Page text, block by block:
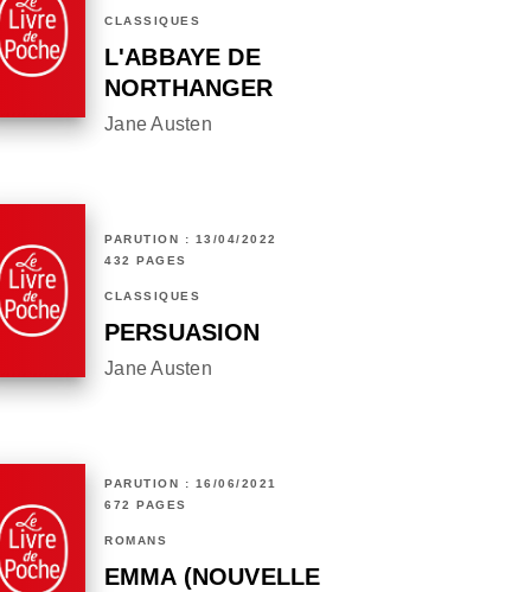
CLASSIQUES
L'ABBAYE DE
NORTHANGER
Jane Austen
PARUTION : 13/04/2022
432 PAGES
CLASSIQUES
PERSUASION
Jane Austen
PARUTION : 16/06/2021
672 PAGES
ROMANS
EMMA (NOUVELLE